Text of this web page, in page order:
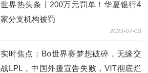
世界热头条丨200万元罚单！华夏银行4
家分支机构被罚
2023-07-03
实时焦点：Bo世界赛梦想破碎，无缘交
战LPL，中国外援宣告失败，VIT彻底烂